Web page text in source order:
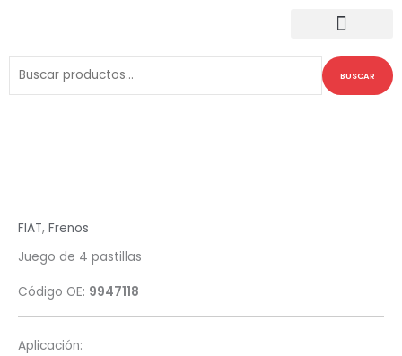
contenido
Buscar
BUSCAR
FIAT, Frenos
Juego de 4 pastillas
Código OE: 9947118
Aplicación: